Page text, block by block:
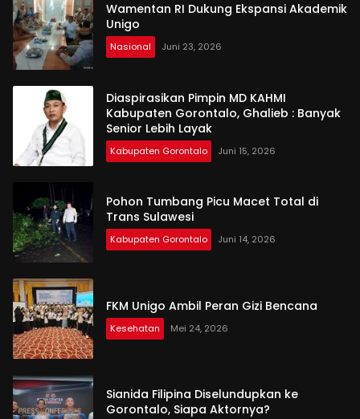
Wamentan RI Dukung Ekspansi Akademik
Unigo
Nasional Juni 23, 2026
Diaspirasikan Pimpin MD KAHMI
Kabupaten Gorontalo, Ghalieb : Banyak
Senior Lebih Layak
Kabupaten Gorontalo Juni 15, 2026
Pohon Tumbang Picu Macet Total di
Trans Sulawesi
Kabupaten Gorontalo Juni 14, 2026
FKM Unigo Ambil Peran Gizi Bencana
Kesehatan Mei 24, 2026
Sianida Filipina Diselundupkan ke
Gorontalo, Siapa Aktornya?